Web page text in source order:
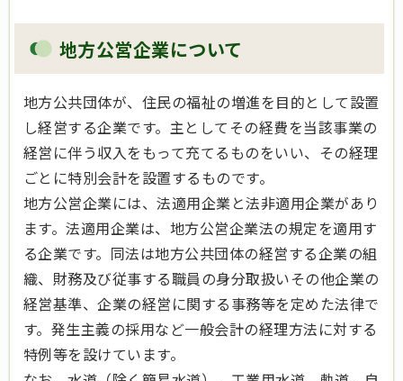
地方公営企業について
地方公共団体が、住民の福祉の増進を目的として設置
し経営する企業です。主としてその経費を当該事業の
経営に伴う収入をもって充てるものをいい、その経理
ごとに特別会計を設置するものです。
地方公営企業には、法適用企業と法非適用企業があり
ます。法適用企業は、地方公営企業法の規定を適用す
る企業です。同法は地方公共団体の経営する企業の組
織、財務及び従事する職員の身分取扱いその他企業の
経営基準、企業の経営に関する事務等を定めた法律で
す。発生主義の採用など一般会計の経理方法に対する
特例等を設けています。